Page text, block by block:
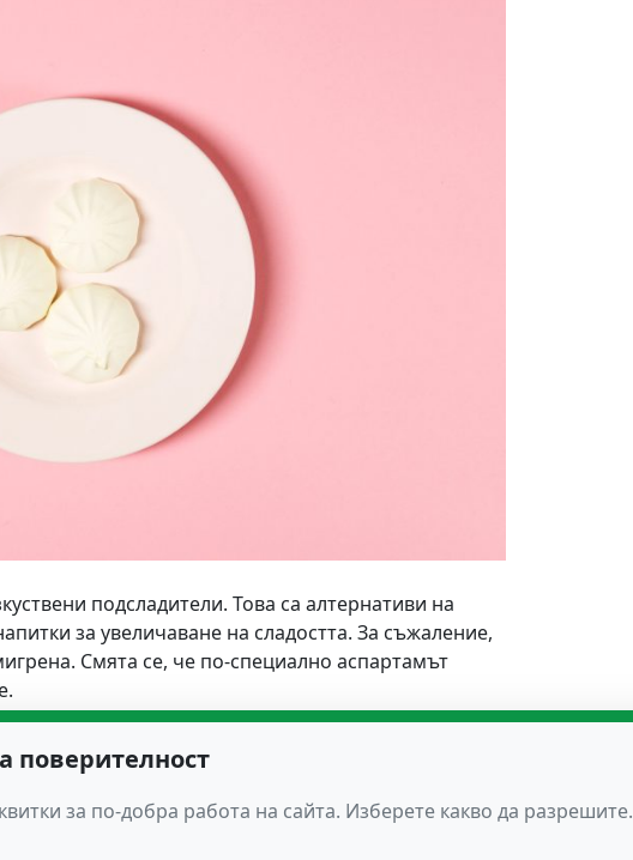
подсладители. Това са алтернативи на
за увеличаване на сладостта. За съжаление,
Смята се, че по-специално аспартамът
продукти, за които се смята, че предизвикват
от участниците с такъв проблем, съобщават, че
причинители.
поверителност
за по-добра работа на сайта. Изберете какво да разрешите.